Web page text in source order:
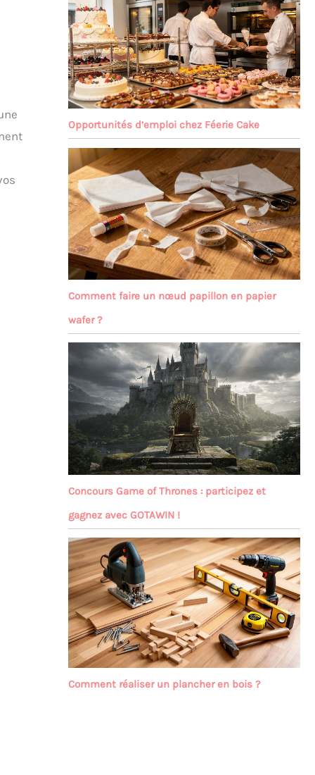
Opportunités d’emploi chez Féerie Cake
Comment faire un nœud papillon en papier
wafer ?
Concours Game of Thrones : participez et
gagnez avec GOTAWIN !
Comment réaliser un plancher en bois ?